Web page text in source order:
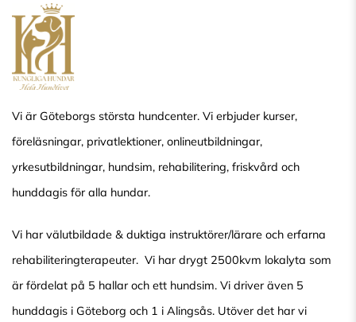
Vi är Göteborgs största hundcenter. Vi erbjuder kurser,
föreläsningar, privatlektioner, onlineutbildningar,
yrkesutbildningar, hundsim, rehabilitering, friskvård och
hunddagis för alla hundar.
Vi har välutbildade & duktiga instruktörer/lärare och erfarna
rehabiliteringterapeuter. Vi har drygt 2500kvm lokalyta som
är fördelat på 5 hallar och ett hundsim. Vi driver även 5
hunddagis i Göteborg och 1 i Alingsås. Utöver det har vi